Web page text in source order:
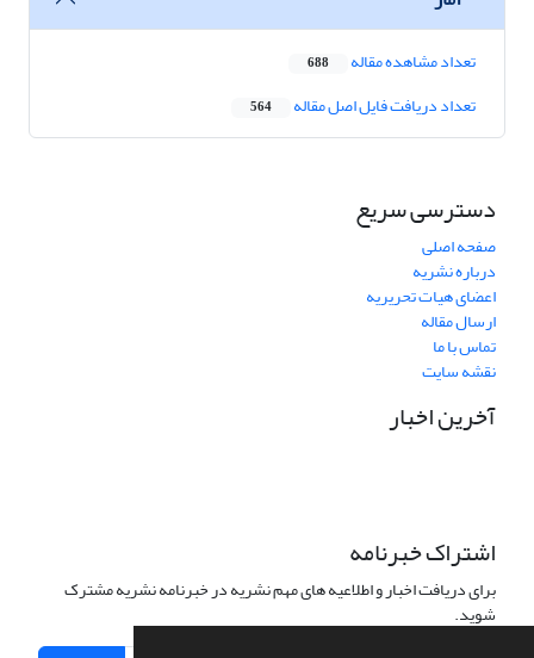
تعداد مشاهده مقاله 688
تعداد دریافت فایل اصل مقاله 564
دسترسی سریع
صفحه اصلی
درباره نشریه
اعضای هیات تحریریه
ارسال مقاله
تماس با ما
نقشه سایت
آخرین اخبار
اشتراک خبرنامه
برای دریافت اخبار و اطلاعیه های مهم نشریه در خبرنامه نشریه مشترک
شوید.